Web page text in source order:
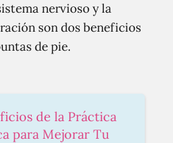
nervioso y la
son dos beneficios
de pie.
de la Práctica
para Mejorar Tu